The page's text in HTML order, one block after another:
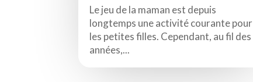
Le jeu de la maman est depuis
longtemps une activité courante pour
les petites filles. Cependant, au fil des
années,...